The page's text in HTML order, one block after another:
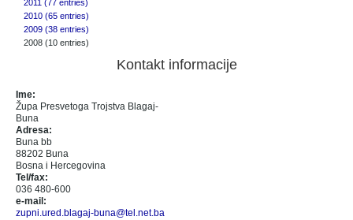
2011 (77 entries)
2010 (65 entries)
2009 (38 entries)
2008 (10 entries)
Kontakt informacije
Ime:
Župa Presvetoga Trojstva Blagaj-
Buna
Adresa:
Buna bb
88202 Buna
Bosna i Hercegovina
Tel/fax:
036 480-600
e-mail:
zupni.ured.blagaj-buna@tel.net.ba